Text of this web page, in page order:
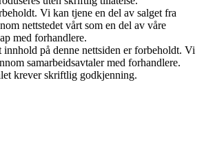
Vi kan tjene en del av salget fra
nettstedet vårt som en del av våre
med forhandlere.
på denne nettsiden er forbeholdt. Vi
samarbeidsavtaler med forhandlere.
krever skriftlig godkjenning.